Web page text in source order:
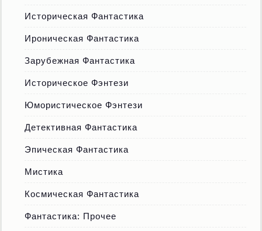
Историческая Фантастика
Ироническая Фантастика
Зарубежная Фантастика
Историческое Фэнтези
Юмористическое Фэнтези
Детективная Фантастика
Эпическая Фантастика
Мистика
Космическая Фантастика
Фантастика: Прочее